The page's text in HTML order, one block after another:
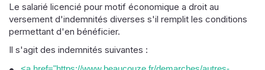
Le salarié licencié pour motif économique a droit au
versement d'indemnités diverses s'il remplit les conditions
permettant d'en bénéficier.
Il s'agit des indemnités suivantes :